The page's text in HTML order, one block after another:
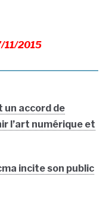
11/2015
un accord de
l’art numérique et
incite son public